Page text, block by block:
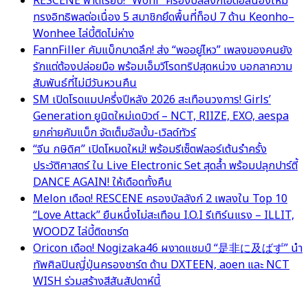
ทรงอิทธิพลต่อเนื่อง 5 สมาชิกยึดพื้นที่ท็อป 7 ด้าน Keonho–
Wonhee ไล่บี้ติดไม่ห่าง
FannFiller คัมแบ็กบาดลึก! ส่ง “พออยู่ไหว” เพลงของคนยัง
รักแต่ต้องปล่อยมือ พร้อมเอ็มวีโรดทริปสุดหน่วง บอกลาความ
สัมพันธ์ที่ไม่มีวันหวนคืน
SM เปิดโรดแมปครึ่งปีหลัง 2026 สะเทือนวงการ! Girls’
Generation ยูนิตใหม่เดบิวต์ – NCT, RIIZE, EXO, aespa
ยกค่ายคัมแบ็ก จัดเต็มอัลบั้ม-เวิลด์ทัวร์
“จีน กษิดิศ” เปิดโหมดใหม่! พร้อมรีเซ็ตฟลอร์เต้นรำครั้ง
ประวัติศาสตร์ ใน Live Electronic Set สุดล้ำ พร้อมปลุกปาร์ตี้
DANCE AGAIN! ให้เดือดทั้งคืน
Melon เดือด! RESCENE ครองบัลลังก์ 2 เพลงใน Top 10
“Love Attack” ยืนหนึ่งไม่สะเทือน I.O.I รีเทิร์นแรง – ILLIT,
WOODZ ไล่บี้ติดชาร์ต
Oricon เดือด! Nogizaka46 ผงาดแชมป์ “是非に及ばず” นำ
ทัพศิลปินญี่ปุ่นครองชาร์ต ด้าน DXTEEN, aoen และ NCT
WISH ร่วมสร้างสีสันสัปดาห์นี้